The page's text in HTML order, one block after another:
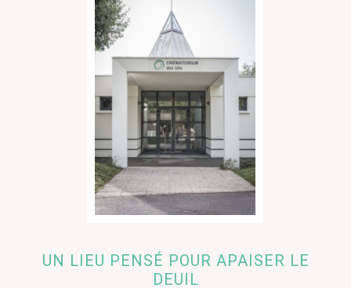
UN LIEU PENSÉ POUR APAISER LE
DEUIL